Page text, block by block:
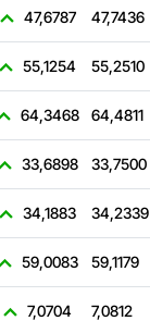
47,6787 47,7436
55,1254 55,2510
64,3468 64,4811
33,6898 33,7500
34,1883 34,2339
59,0083 59,1179
7,0704 7,0812